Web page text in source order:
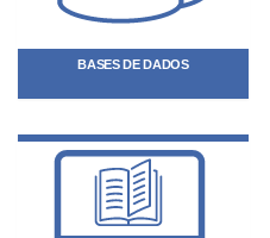
BASES DE DADOS